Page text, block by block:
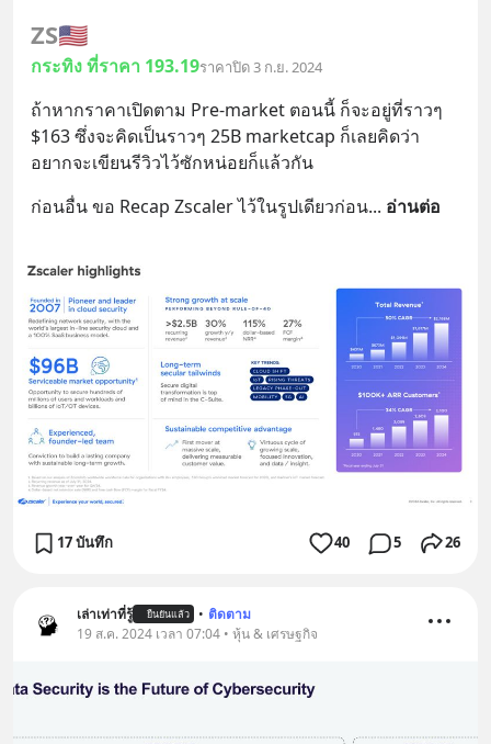
ZS🇺🇸
กระทิง ที่ราคา 193.19ราคาปิด 3 ก.ย. 2024
ถ้าหากราคาเปิดตาม Pre-market ตอนนี้ ก็จะอยู่ที่ราวๆ
$163 ซึ่งจะคิดเป็นราวๆ 25B marketcap ก็เลยคิดว่า
อยากจะเขียนรีวิวไว้ซักหน่อยก็แล้วกัน
ก่อนอื่น ขอ Recap Zscaler ไว้ในรูปเดียวก่อน... อ่านต่อ
17 บันทึก 40 5 26
เล่าเท่าที่รู้ ยืนยันแล้ว • ติดตาม
19 ส.ค. 2024 เวลา 07:04 • หุ้น & เศรษฐกิจ